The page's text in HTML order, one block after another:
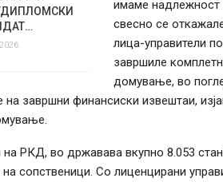
имаме надлежност
свесно се
лица-управители
завршиле
домување, во
завршни финансиски извештаи,
РКД, во државава вкупно 8.053
сопственици. Со лиценцирани